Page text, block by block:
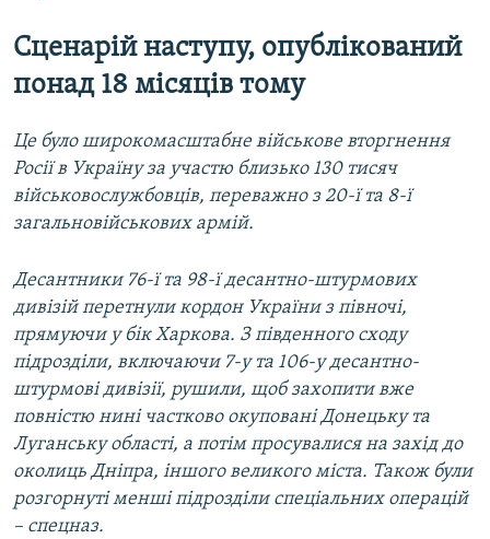
Сценарій наступу, опублікований
понад 18 місяців тому
Це було широкомасштабне військове вторгнення
Росії в Україну за участю близько 130 тисяч
військовослужбовців, переважно з 20-ї та 8-ї
загальновійськових армій.
Десантники 76-ї та 98-ї десантно-штурмових
дивізій перетнули кордон України з півночі,
прямуючи у бік Харкова. З південного сходу
підрозділи, включаючи 7-у та 106-у десантно-
штурмові дивізії, рушили, щоб захопити вже
повністю нині частково окуповані Донецьку та
Луганську області, а потім просувалися на захід до
околиць Дніпра, іншого великого міста. Також були
розгорнуті менші підрозділи спеціальних операцій
– спецназ.